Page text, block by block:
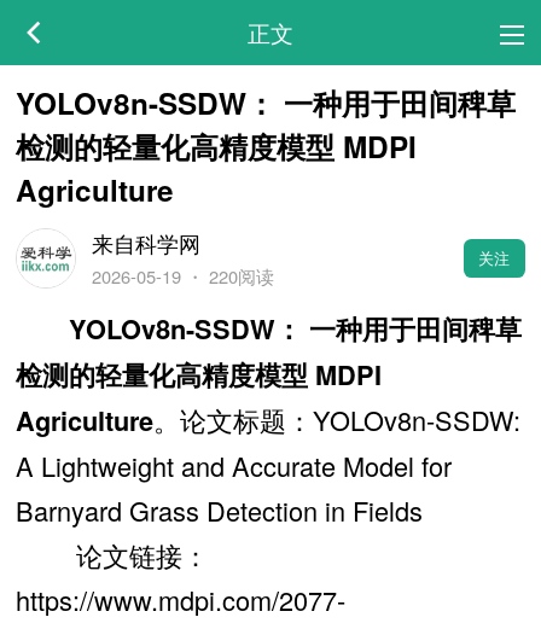
正文
YOLOv8n-SSDW： 一种用于田间稗草
检测的轻量化高精度模型 MDPI
Agriculture
来自科学网
2026-05-19・ 220阅读
关注
YOLOv8n-SSDW： 一种用于田间稗草
检测的轻量化高精度模型 MDPI
Agriculture。论文标题：YOLOv8n-SSDW:
A Lightweight and Accurate Model for
Barnyard Grass Detection in Fields
论文链接：
https://www.mdpi.com/2077-